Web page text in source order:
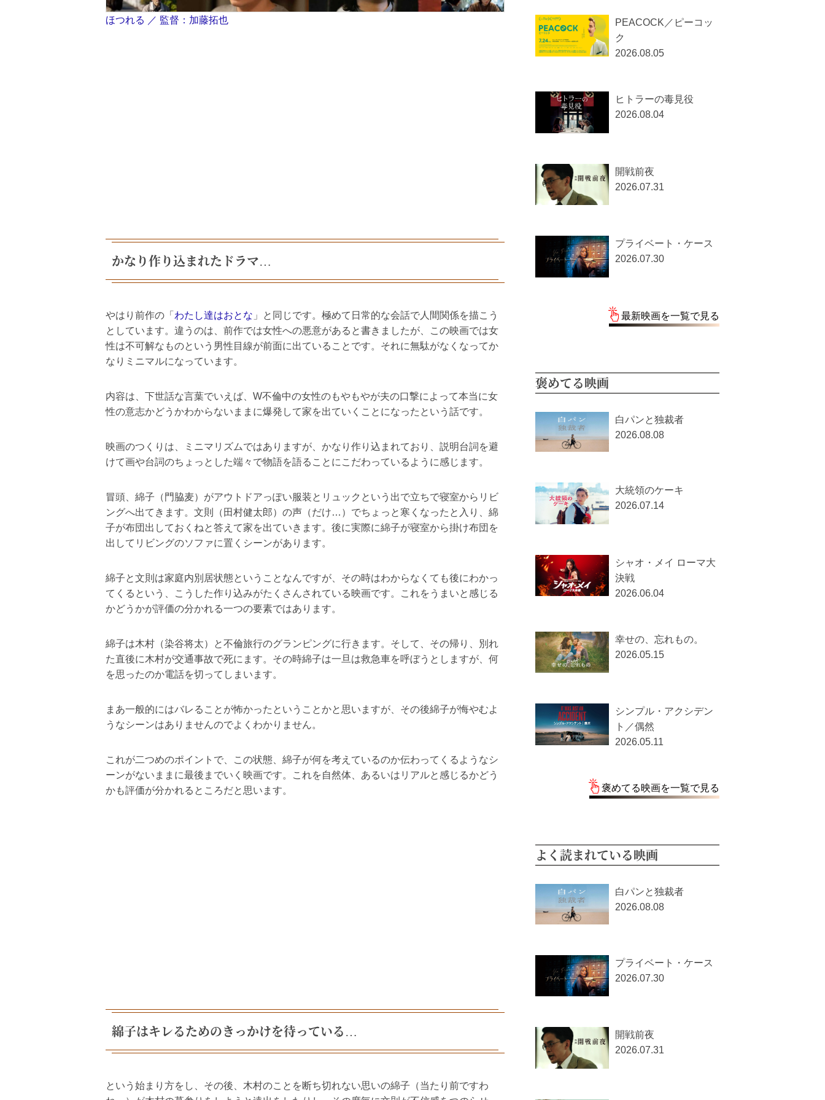
ほつれる ／ 監督：加藤拓也
かなり作り込まれたドラマ…
やはり前作の「 わたし達はおとな 」と同じです。極めて日常的な会話で人間関係を描こう
としています。違うのは、前作では女性への悪意があると書きましたが、この映画では女
性は不可解なものという男性目線が前面に出ていることです。それに無駄がなくなってか
なりミニマルになっています。
内容は、下世話な言葉でいえば、W不倫中の女性のもやもやが夫の口撃によって本当に女
性の意志かどうかわからないままに爆発して家を出ていくことになったという話です。
映画のつくりは、ミニマリズムではありますが、かなり作り込まれており、説明台詞を避
けて画や台詞のちょっとした端々で物語を語ることにこだわっているように感じます。
冒頭、綿子（門脇麦）がアウトドアっぽい服装とリュックという出で立ちで寝室からリビ
ングへ出てきます。文則（田村健太郎）の声（だけ…）でちょっと寒くなったと入り、綿
子が布団出しておくねと答えて家を出ていきます。後に実際に綿子が寝室から掛け布団を
出してリビングのソファに置くシーンがあります。
綿子と文則は家庭内別居状態ということなんですが、その時はわからなくても後にわかっ
てくるという、こうした作り込みがたくさんされている映画です。これをうまいと感じる
かどうかが評価の分かれる一つの要素ではあります。
綿子は木村（染谷将太）と不倫旅行のグランピングに行きます。そして、その帰り、別れ
た直後に木村が交通事故で死にます。その時綿子は一旦は救急車を呼ぼうとしますが、何
を思ったのか電話を切ってしまいます。
まあ一般的にはバレることが怖かったということかと思いますが、その後綿子が悔やむよ
うなシーンはありませんのでよくわかりません。
これが二つめのポイントで、この状態、綿子が何を考えているのか伝わってくるようなシ
ーンがないままに最後までいく映画です。これを自然体、あるいはリアルと感じるかどう
かも評価が分かれるところだと思います。
綿子はキレるためのきっかけを待っている…
という始まり方をし、その後、木村のことを断ち切れない思いの綿子（当たり前ですわ
PEACOCK／ピーコッ
ク
2026.08.05
ヒトラーの毒見役
2026.08.04
開戦前夜
2026.07.31
プライベート・ケース
2026.07.30
最新映画を一覧で見る
褒めてる映画
白パンと独裁者
2026.08.08
大統領のケーキ
2026.07.14
シャオ・メイ ローマ大
決戦
2026.06.04
幸せの、忘れもの。
2026.05.15
シンプル・アクシデン
ト／偶然
2026.05.11
褒めてる映画を一覧で見る
よく読まれている映画
白パンと独裁者
2026.08.08
プライベート・ケース
2026.07.30
開戦前夜
2026.07.31